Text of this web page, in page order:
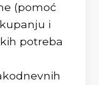
(pomoć
i
potreba